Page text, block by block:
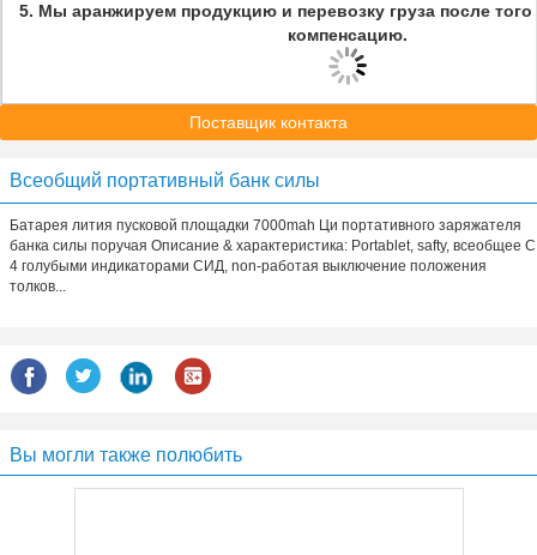
5. Мы аранжируем продукцию и перевозку груза после того
компенсацию.
Поставщик контакта
Всеобщий портативный банк силы
Батарея лития пусковой площадки 7000mah Ци портативного заряжателя
банка силы поручая Описание & характеристика: Portablet, safty, всеобщее С
4 голубыми индикаторами СИД, non-работая выключение положения
толков...
Вы могли также полюбить